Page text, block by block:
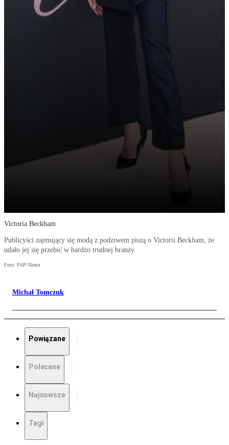
Victoria Beckham
Publicyści zajmujący się modą z podziwem piszą o Victorii Beckham, że
udało jej się przebić w bardzo trudnej branży.
Foto: PAP/Abaca
Michał Tomczuk
Powiązane
Polecane
Najnowsze
Tagi